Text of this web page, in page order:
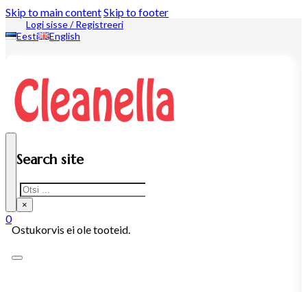
Skip to main contentSkip to footer
Logi sisse / Registreeri
Eesti
English
Search site
Search
×
0
Ostukorvis ei ole tooteid.